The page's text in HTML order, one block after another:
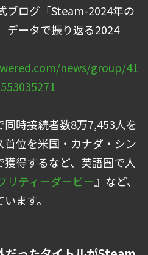
ブログ「Steam-2024年の
データで振り返る2024
news/group/41
同時接続者数8万7,453人を
首位を米国・カナダ・シン
得するなど、英語圏で人
リティーダービー 』など、
ます。